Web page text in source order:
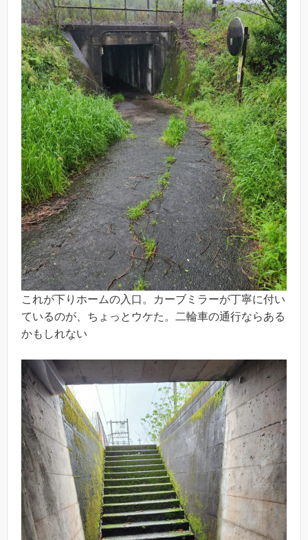
これが下りホームの入口。カーブミラーが丁寧に付い
ているのが、ちょっとウケた。二輪車の通行ならある
かもしれない